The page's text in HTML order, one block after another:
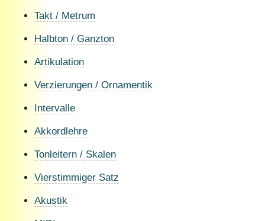
Takt / Metrum
Halbton / Ganzton
Artikulation
Verzierungen / Ornamentik
Intervalle
Akkordlehre
Tonleitern / Skalen
Vierstimmiger Satz
Akustik